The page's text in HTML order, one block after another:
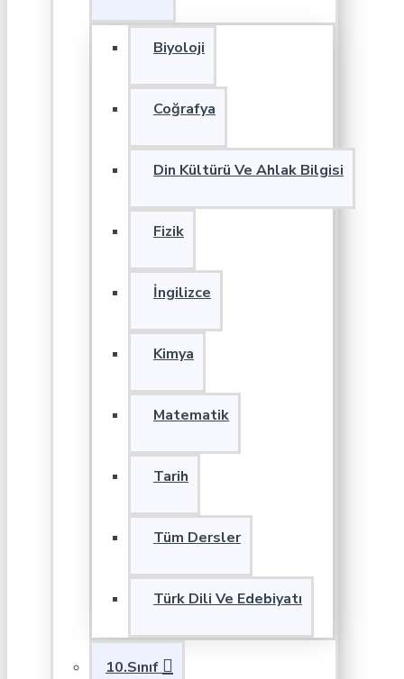
Biyoloji
Coğrafya
Din Kültürü Ve Ahlak Bilgisi
Fizik
İngilizce
Kimya
Matematik
Tarih
Tüm Dersler
Türk Dili Ve Edebiyatı
10.Sınıf